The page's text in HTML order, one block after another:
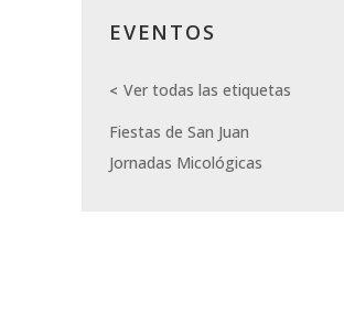
EVENTOS
Ver todas las etiquetas
Fiestas de San Juan
Jornadas Micológicas